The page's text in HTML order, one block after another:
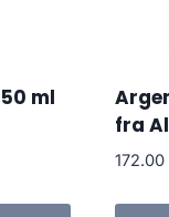
ml
fra
172.00